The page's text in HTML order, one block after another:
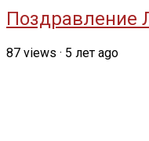
Поздравление
87 views · 5 лет ago